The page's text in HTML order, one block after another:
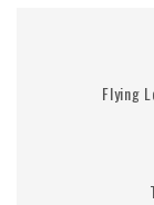
Flying